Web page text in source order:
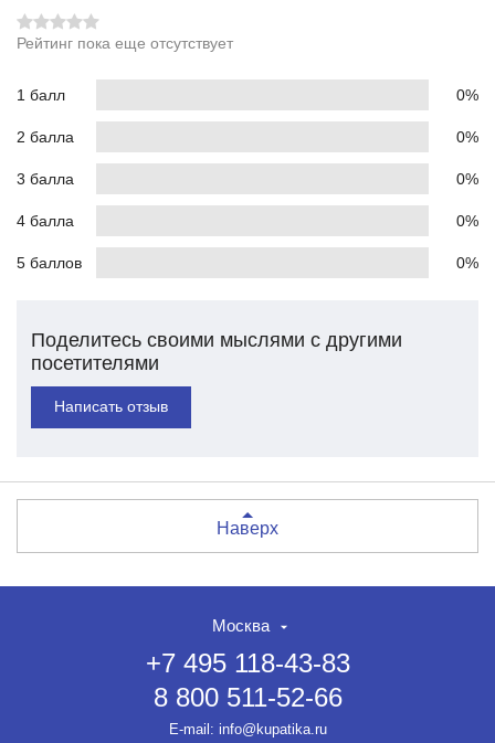
НЕТ СКИДКИ НА ТОВАР?!
ОФОРМЛЯЙТЕ ЗАКАЗ И
Рейтинг пока еще отсутствует
1 балл 0%
2 балла 0%
3 балла 0%
4 балла 0%
5 баллов 0%
Поделитесь своими мыслями с другими
посетителями
Написать отзыв
Наверх
Москва
+7 495 118-43-83
8 800 511-52-66
E-mail: info@kupatika.ru